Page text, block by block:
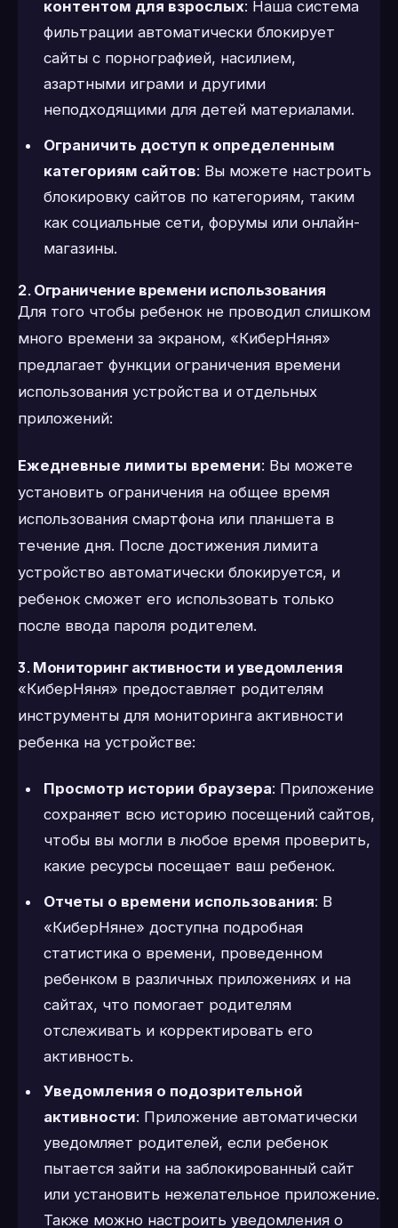
контентом для взрослых: Наша система
фильтрации автоматически блокирует
сайты с порнографией, насилием,
азартными играми и другими
неподходящими для детей материалами.
Ограничить доступ к определенным
категориям сайтов: Вы можете настроить
блокировку сайтов по категориям, таким
как социальные сети, форумы или онлайн-
магазины.
2. Ограничение времени использования
Для того чтобы ребенок не проводил слишком
много времени за экраном, «КиберНяня»
предлагает функции ограничения времени
использования устройства и отдельных
приложений:
Ежедневные лимиты времени: Вы можете
установить ограничения на общее время
использования смартфона или планшета в
течение дня. После достижения лимита
устройство автоматически блокируется, и
ребенок сможет его использовать только
после ввода пароля родителем.
3. Мониторинг активности и уведомления
«КиберНяня» предоставляет родителям
инструменты для мониторинга активности
ребенка на устройстве:
Просмотр истории браузера: Приложение
сохраняет всю историю посещений сайтов,
чтобы вы могли в любое время проверить,
какие ресурсы посещает ваш ребенок.
Отчеты о времени использования: В
«КиберНяне» доступна подробная
статистика о времени, проведенном
ребенком в различных приложениях и на
сайтах, что помогает родителям
отслеживать и корректировать его
активность.
Уведомления о подозрительной
активности: Приложение автоматически
уведомляет родителей, если ребенок
пытается зайти на заблокированный сайт
или установить нежелательное приложение.
Также можно настроить уведомления о